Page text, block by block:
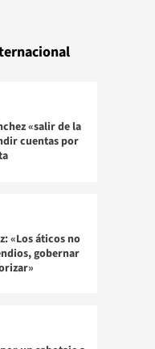
«salir de la
cuentas por
«Los áticos no
gobernar